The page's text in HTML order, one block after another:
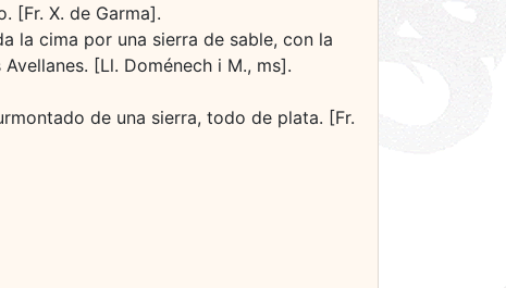
[Fr. X. de Garma].
la cima por una sierra de sable, con la
[Ll. Doménech i M., ms].
de una sierra, todo de plata. [Fr.